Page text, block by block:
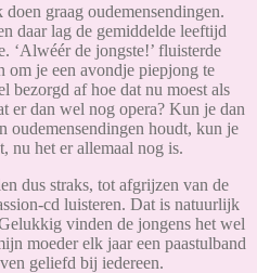
graag oudemensendingen.
daar lag de gemiddelde leeftijd
‘Alwéér de jongste!’ fluisterde
je een avondje piepjong te
bezorgd af hoe dat nu moest als
er dan wel nog opera? Kun je dan
oudemensendingen houdt, kun je
nu het er allemaal nog is.
dus straks, tot afgrijzen van de
cd luisteren. Dat is natuurlijk
vinden de jongens het wel
moeder elk jaar een paastulband
geliefd bij iedereen.